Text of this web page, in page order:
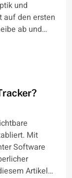
und
auf den ersten
ab und…
Mit
Software
Artikel…